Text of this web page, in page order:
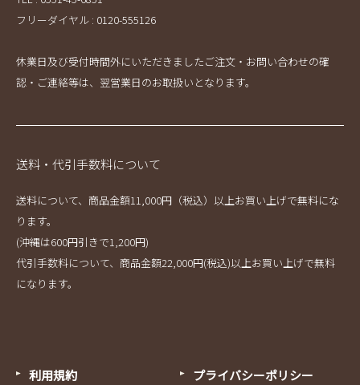
フリーダイヤル : 0120-555126
休業日及び受付時間外にいただきましたご注文・お問い合わせの確
認・ご連絡等は、翌営業日のお取扱いとなります。
送料・代引手数料について
送料について、商品金額11,000円（税込）以上お買い上げで無料にな
ります。
(沖縄は600円引きで1,200円)
代引手数料について、商品金額22,000円(税込)以上お買い上げで無料
になります。
利用規約
プライバシーポリシー